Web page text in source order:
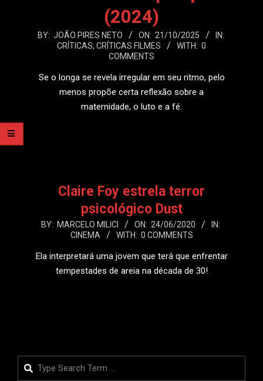
(2024)
2025-
BY: JOÃO PIRES NETO ON: 21/10/2025
IN:
CRÍTICAS, CRÍTICAS FILMES WITH: 0
COMMENTS
Se o longa se revela irregular em seu ritmo, pelo
menos propõe certa reflexão sobre a
maternidade, o luto e a fé.
Claire Foy estrela terror
psicológico Dust
2020-
24
BY: MARCELO MILICI ON: 24/06/2020
IN:
CINEMA
WITH: 0 COMMENTS
Ela interpretará uma jovem que terá que enfrentar
tempestades de areia na década de 30!
Search